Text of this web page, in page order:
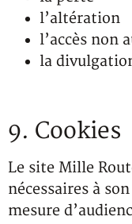
l’altération
l’accès non
la
9. Cookies
Le site Mille
nécessaires à
mesure